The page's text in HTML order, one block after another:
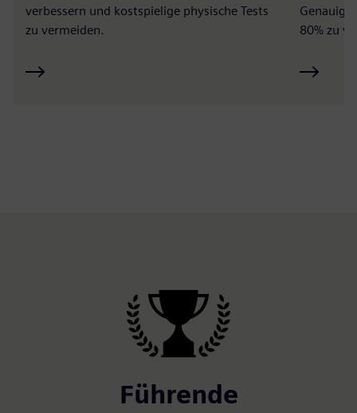
verbessern und kostspielige physische Tests
zu vermeiden.
80% zu
Führende